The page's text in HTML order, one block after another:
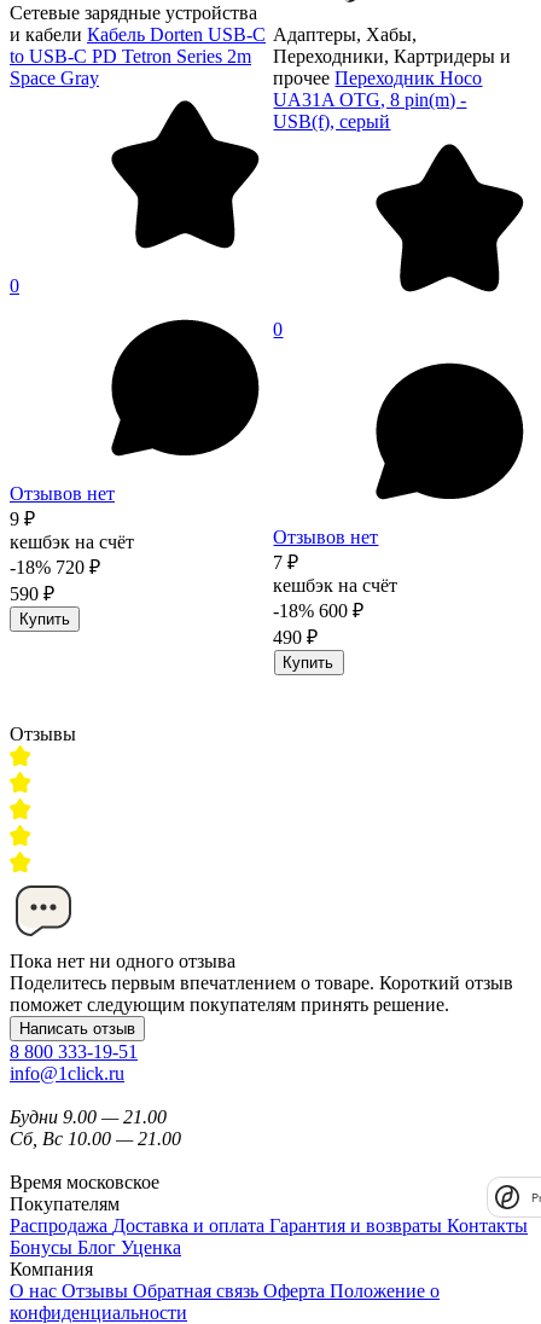
Сетевые зарядные устройства
и кабели Кабель Dorten USB-C
to USB-C PD Tetron Series 2m
Space Gray
0
Отзывов нет
9 ₽
кешбэк на счёт
-18% 720 ₽
590 ₽
Купить
Адаптеры, Хабы,
Переходники, Картридеры и
прочее Переходник Hoco
UA31A OTG, 8 pin(m) -
USB(f), серый
0
Отзывов нет
7 ₽
кешбэк на счёт
-18% 600 ₽
490 ₽
Купить
Отзывы
Пока нет ни одного отзыва
Поделитесь первым впечатлением о товаре. Короткий отзыв
поможет следующим покупателям принять решение.
Написать отзыв
8 800 333-19-51
info@1click.ru
Будни 9.00 — 21.00
Сб, Вс 10.00 — 21.00
Время московское
Покупателям
Распродажа Доставка и оплата Гарантия и возвраты Контакты
Бонусы Блог Уценка
Компания
О нас Отзывы Обратная связь Оферта Положение о
конфиденциальности